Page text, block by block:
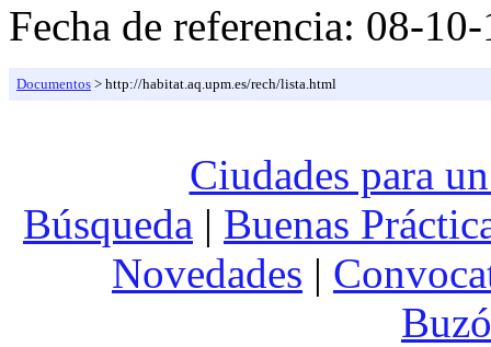
Fecha de referencia: 08-
Documentos > http://habitat.aq.upm.es/rech/lista.html
Ciudades para
Búsqueda | Buenas
Novedades |